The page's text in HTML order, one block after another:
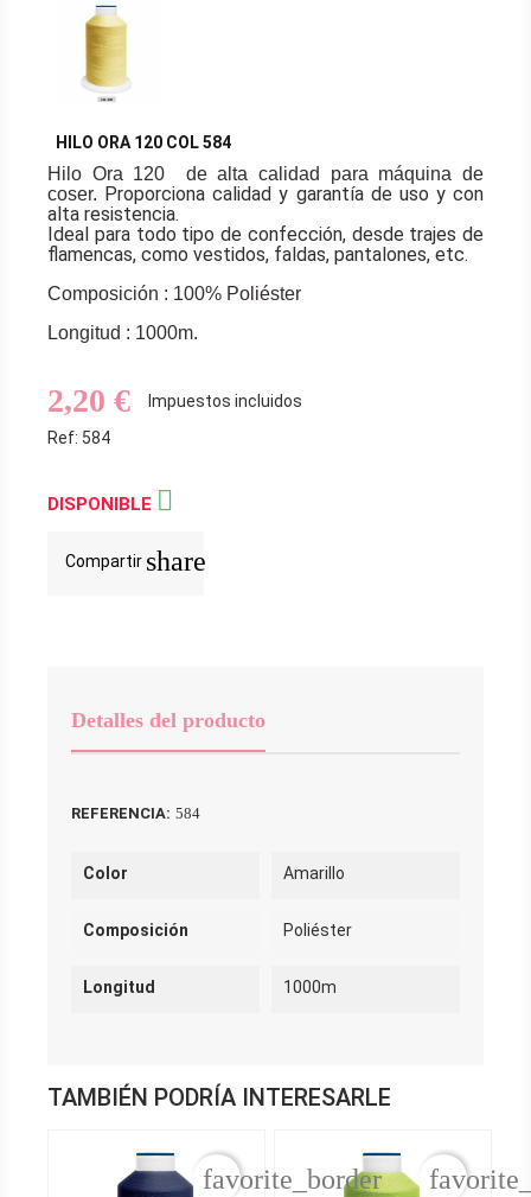
HILO ORA 120 COL 584
Hilo Ora 120 de alta calidad para máquina de
coser. Proporciona calidad y garantía de uso y con
alta resistencia.
Ideal para todo tipo de confección, desde trajes de
flamencas, como vestidos, faldas, pantalones, etc.
Composición : 100% Poliéster
Longitud : 1000m.
2,20 €
Impuestos incluidos
Ref: 584
DISPONIBLE 
Compartir share
Detalles del producto
REFERENCIA: 584
Color Amarillo
Composición Poliéster
Longitud 1000m
TAMBIÉN PODRÍA INTERESARLE
favorite_border